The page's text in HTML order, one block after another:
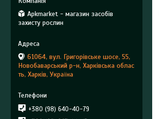
Apkmarket - магазин засобів
захисту рослин
61064, вул. Григорівське шосе, 55,
Новобаварський р-н, Харківська облас
ть, Харків, Україна
+380 (98) 640-40-79